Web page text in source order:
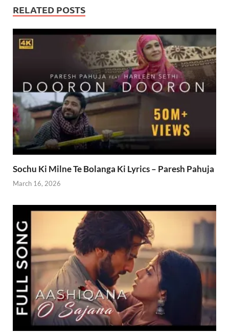
RELATED POSTS
Sochu Ki Milne Te Bolanga Ki Lyrics – Paresh Pahuja
March 16, 2026